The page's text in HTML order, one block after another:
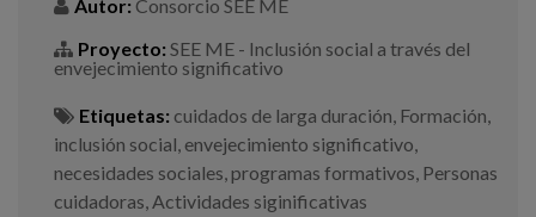
Autor: Consorcio SEE ME
Proyecto: SEE ME - Inclusión social a través del
envejecimiento significativo
Etiquetas: cuidados de larga duración, Formación,
inclusión social, envejecimiento significativo,
necesidades sociales,programas formativos, Personas
cuidadoras, Actividades siginificativas